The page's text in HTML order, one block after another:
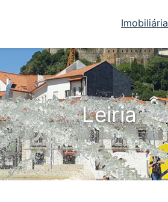
Imobiliária
Leiria